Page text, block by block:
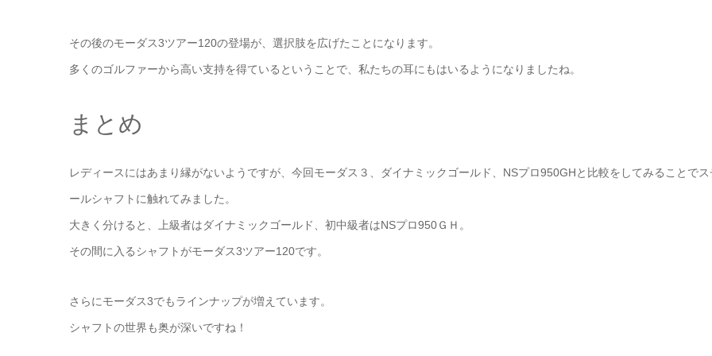
その後のモーダス3ツアー120の登場が、選択肢を広げたことになります。
多くのゴルファーから高い支持を得ているということで、私たちの耳にもはいるようになりましたね。
まとめ
レディースにはあまり縁がないようですが、今回モーダス３、ダイナミックゴールド、NSプロ950GHと比較をしてみることでス
ールシャフトに触れてみました。
大きく分けると、上級者はダイナミックゴールド、初中級者はNSプロ950ＧＨ。
その間に入るシャフトがモーダス3ツアー120です。
さらにモーダス3でもラインナップが増えています。
シャフトの世界も奥が深いですね！